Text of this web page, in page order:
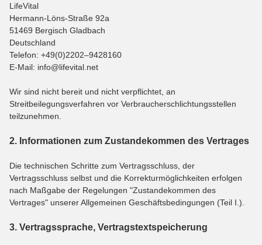
LifeVital
Hermann-Löns-Straße 92a
51469 Bergisch Gladbach
Deutschland
Telefon: +49(0)2202–9428160
E-Mail: info@lifevital.net
Wir sind nicht bereit und nicht verpflichtet, an
Streitbeilegungsverfahren vor Verbraucherschlichtungsstellen
teilzunehmen.
2. Informationen zum Zustandekommen des Vertrages
Die technischen Schritte zum Vertragsschluss, der
Vertragsschluss selbst und die Korrekturmöglichkeiten erfolgen
nach Maßgabe der Regelungen "Zustandekommen des
Vertrages" unserer Allgemeinen Geschäftsbedingungen (Teil I.).
3. Vertragssprache, Vertragstextspeicherung